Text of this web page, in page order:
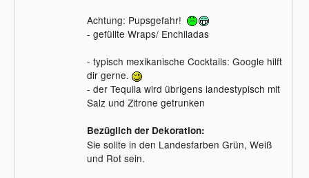
Achtung: Pupsgefahr!
- gefüllte Wraps/ Enchiladas
- typisch mexikanische Cocktails: Google hilft
dir gerne.
- der Tequila wird übrigens landestypisch mit
Salz und Zitrone getrunken
Bezüglich der Dekoration:
Sie sollte in den Landesfarben Grün, Weiß
und Rot sein.